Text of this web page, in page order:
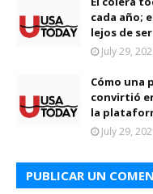
cada año;
lejos de
July 29,
Cómo una
convirtió
la
July 29,
PUBLICAR UN